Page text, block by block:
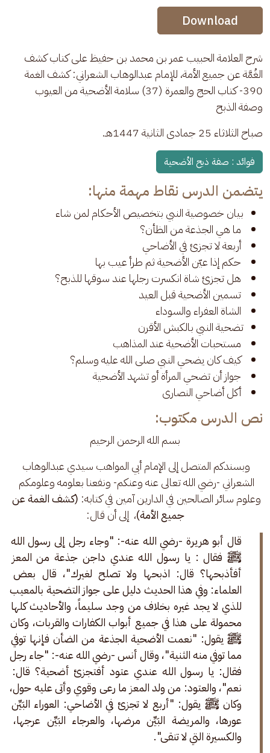
Audio Stream
Download
شرح العلامة الحبيب عمر بن محمد بن حفيظ على كتاب كشف
الغُمَّة عن جميع الأمة، للإمام عبدالوهاب الشعراني: كشف الغمة
390- كتاب الحج والعمرة (37) سلامة الأضحية من العيوب
وصفة الذبح
صباح الثلاثاء 25 جمادى الثانية 1447هـ.
فوائد : صفة ذبح الأضحية
يتضمن الدرس نقاط مهمة منها:
بيان خصوصية النبي بتخصيص الأحكام لمن شاء
ما هي الجذعة من الظأن؟
أربعة لا تجزئ في الأضاحي
حكم إذا عيّن الأضحية ثم طرأ عيب بها
هل تجزئ شاة انكسرت رجلها عند سوقها للذبح؟
تسمين الأضحية قبل العيد
الشاة العفراء والسوداء
تضحية النبي بالكبش الأقرن
مستحبات الأضحية عند المذاهب
كيف كان يضحي النبي صلى الله عليه وسلم؟
جواز أن تضحي المرأة أو تشهد الأضحية
أكل أضاحي النصارى
نص الدرس مكتوب:
بسم الله الرحمن الرحيم
وبسندكم المتصل إلى الإمام أبي المواهب سيدي عبدالوهاب
الشعراني -رضي الله تعالى عنه وعنكم- ونفعنا بعلومه وعلومكم
وعلوم سائر الصالحين في الدارين آمين في كتابه: (كشف الغمة عن
جميع الأمة)،  إلى أن قال:
قال أبو هريرة -رضي الله عنه-: "وجاء رجل إلى رسول الله
ﷺ فقال : يا رسول الله عندي داجن جذعة من المعز
أفأذبحها؟ قال: اذبحها ولا تصلح لغيرك"، قال بعض
العلماء: وفي هذا الحديث دليل على جواز التضحية بالمعيب
للذي لا يجد غيره بخلاف من وجد سليماً، والأحاديث كلها
محمولة على هذا في جميع أبواب الكفارات والقربات، وكان
ﷺ يقول: "نعمت الأضحية الجذعة من الضأن فإنها توفي
مما توفي منه الثنية"، وقال أنس -رضي الله عنه-: "جاء رجل
فقال: يا رسول الله عندي عتود أفتجزئ أضحية؟ قال:
نعم"، والعتود: من ولد المعز ما رعى وقوي وأتى عليه حول،
وكان ﷺ يقول: "أربع لا تجزئ في الأضاحي: العوراء البَيِّن
عورها، والمريضة البَيِّن مرضها، والعرجاء البَيِّن عرجها،
والكسيرة التي لا تنقى".